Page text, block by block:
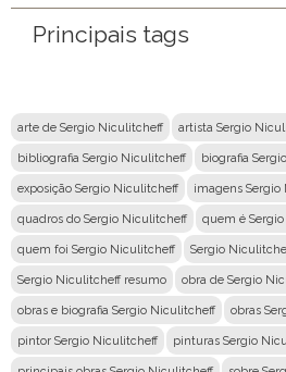
Principais tags
arte de Sergio Niculitcheff artista Sergio
bibliografia Sergio Niculitcheff biografia
exposição Sergio Niculitcheff imagens
quadros do Sergio Niculitcheff quem é
quem foi Sergio Niculitcheff Sergio
Sergio Niculitcheff resumo obra de Sergio
obras e biografia Sergio Niculitcheff obras
pintor Sergio Niculitcheff pinturas Sergio